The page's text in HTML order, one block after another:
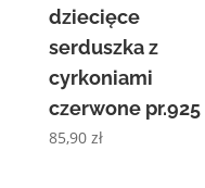
dziecięce
serduszka z
cyrkoniami
czerwone pr.925
85,90 zł